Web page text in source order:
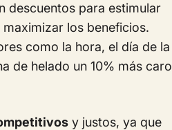
descuentos para estimular
los beneficios.
como la hora, el día de la
de helado un 10% más caro
y justos, ya que